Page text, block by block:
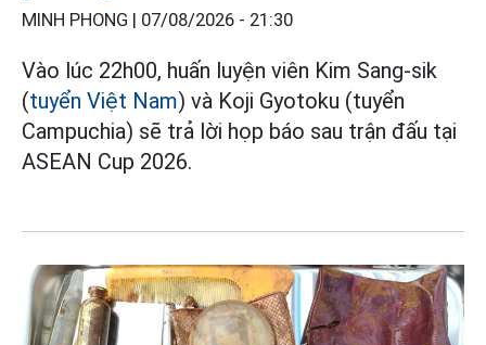
MINH PHONG | 07/08/2026 - 21:30
Vào lúc 22h00, huấn luyện viên Kim Sang-sik
(tuyển Việt Nam) và Koji Gyotoku (tuyển
Campuchia) sẽ trả lời họp báo sau trận đấu tại
ASEAN Cup 2026.